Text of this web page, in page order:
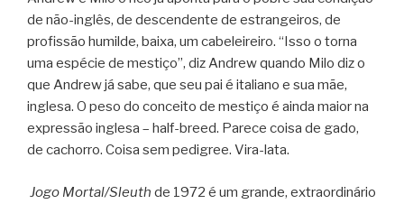
de não-inglês, de descendente de estrangeiros, de
profissão humilde, baixa, um cabeleireiro. “Isso o torna
uma espécie de mestiço”, diz Andrew quando Milo diz o
que Andrew já sabe, que seu pai é italiano e sua mãe,
inglesa. O peso do conceito de mestiço é ainda maior na
expressão inglesa – half-breed. Parece coisa de gado,
de cachorro. Coisa sem pedigree. Vira-lata.
Jogo Mortal/Sleuth de 1972 é um grande, extraordinário